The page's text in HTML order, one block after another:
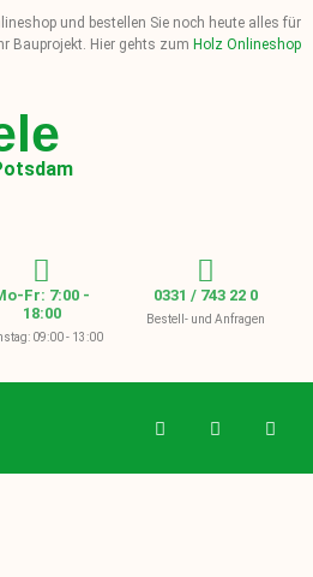
und bestellen Sie noch heute alles für
Ihr Bauprojekt. Hier gehts zum Holz Onlineshop
Fr: 7:00 -
18:00
09:00 - 13:00
0331 / 743 22 0
Bestell- und Anfragen